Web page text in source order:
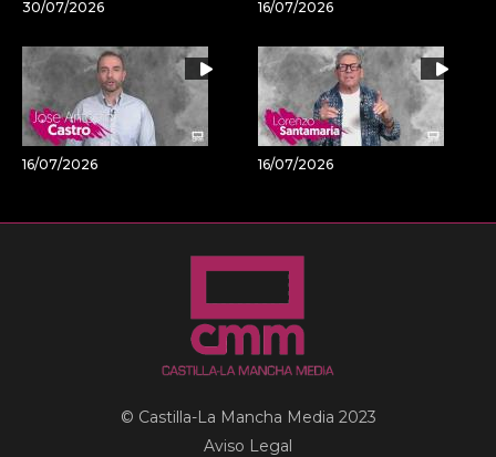
30/07/2026 16/07/2026
16/07/2026 16/07/2026
© Castilla-La Mancha Media 2023
Aviso Legal